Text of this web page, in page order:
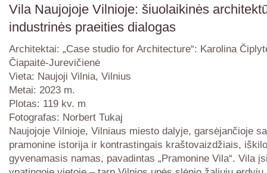
Vila Naujojoje Vilnioje: šiuolaikinės
industrinės praeities dialogas
Architektai: „Case studio for Architecture“: Karolina
Čiapaitė-Jurevičienė
Vieta: Naujoji Vilnia, Vilnius
Metai: 2023 m.
Plotas: 119 kv. m
Fotografas: Norbert Tukaj
Naujojoje Vilnioje, Vilniaus miesto dalyje, garsėjančioje
pramonine istorija ir kontrastingais kraštovaizdžiais,
gyvenamasis namas, pavadintas „Pramonine Vila“. Vila